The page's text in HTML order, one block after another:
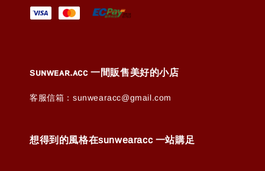
ꜱᴜɴᴡᴇᴀʀ.ᴀᴄᴄ 一間販售美好的小店
客服信箱：sunwearacc@gmail.com
想得到的風格在sunwearacc 一站購足